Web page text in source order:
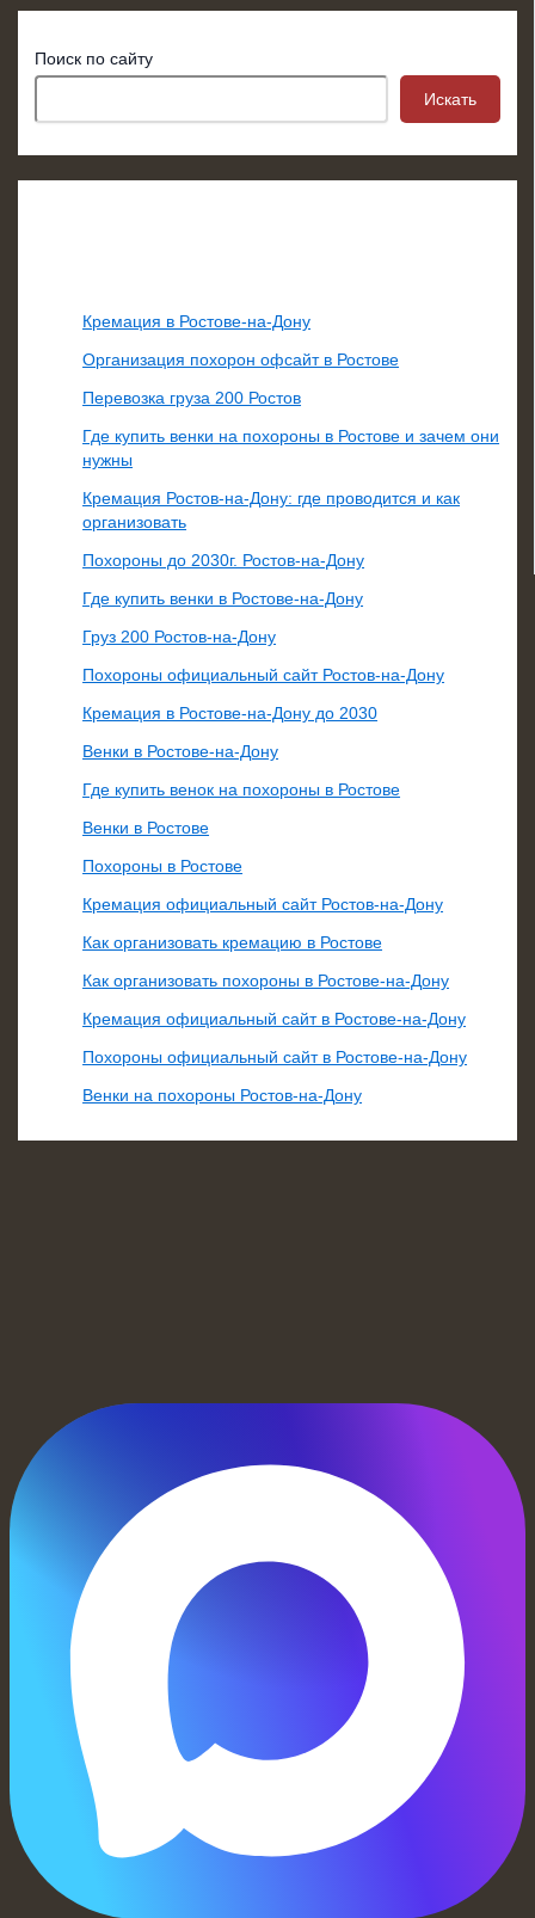
Поиск по сайту
Искать
Кремация в Ростове-на-Дону
Организация похорон офсайт в Ростове
Перевозка груза 200 Ростов
Где купить венки на похороны в Ростове и зачем они
нужны
Кремация Ростов-на-Дону: где проводится и как
организовать
Похороны до 2030г. Ростов-на-Дону
Где купить венки в Ростове-на-Дону
Груз 200 Ростов-на-Дону
Похороны официальный сайт Ростов-на-Дону
Кремация в Ростове-на-Дону до 2030
Венки в Ростове-на-Дону
Где купить венок на похороны в Ростове
Венки в Ростове
Похороны в Ростове
Кремация официальный сайт Ростов-на-Дону
Как организовать кремацию в Ростове
Как организовать похороны в Ростове-на-Дону
Кремация официальный сайт в Ростове-на-Дону
Похороны официальный сайт в Ростове-на-Дону
Венки на похороны Ростов-на-Дону